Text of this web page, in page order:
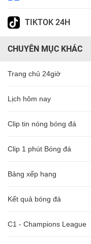
TIKTOK 24H
CHUYÊN MỤC KHÁC
Trang chủ 24giờ
Lịch hôm nay
Clip tin nóng bóng đá
Clip 1 phút Bóng đá
Bảng xếp hạng
Kết quả bóng đá
C1 - Champions League